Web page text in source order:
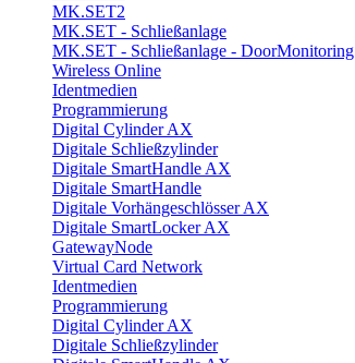
MK.SET2
MK.SET - Schließanlage
MK.SET - Schließanlage - DoorMonitoring
Wireless Online
Identmedien
Programmierung
Digital Cylinder AX
Digitale Schließzylinder
Digitale SmartHandle AX
Digitale SmartHandle
Digitale Vorhängeschlösser AX
Digitale SmartLocker AX
GatewayNode
Virtual Card Network
Identmedien
Programmierung
Digital Cylinder AX
Digitale Schließzylinder